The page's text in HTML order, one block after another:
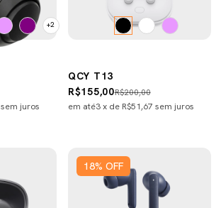
+2
sem juros
QCY T13
R$200,00
R$155,00
em até3x de R$51,67 sem juros
18% OFF